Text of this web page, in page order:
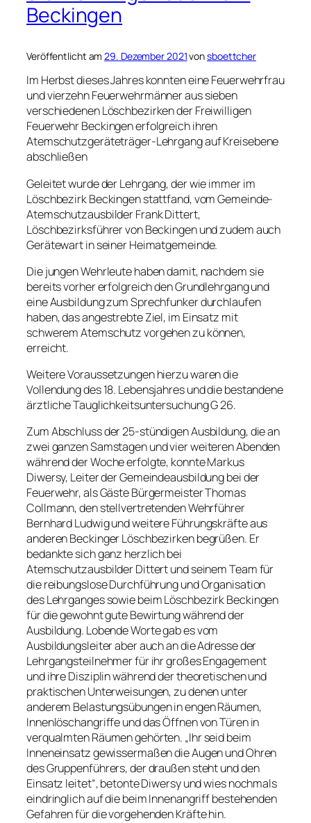
Beckingen
Veröffentlicht am29. Dezember 2021vonsboettcher
Im Herbst dieses Jahres konnten eine Feuerwehrfrau
und vierzehn Feuerwehrmänner aus sieben
verschiedenen Löschbezirken der Freiwilligen
Feuerwehr Beckingen erfolgreich ihren
Atemschutzgeräteträger-Lehrgang auf Kreisebene
abschließen
Geleitet wurde der Lehrgang, der wie immer im
Löschbezirk Beckingen stattfand, vom Gemeinde-
Atemschutzausbilder Frank Dittert,
Löschbezirksführer von Beckingen und zudem auch
Gerätewart in seiner Heimatgemeinde.
Die jungen Wehrleute haben damit, nachdem sie
bereits vorher erfolgreich den Grundlehrgang und
eine Ausbildung zum Sprechfunker durchlaufen
haben, das angestrebte Ziel, im Einsatz mit
schwerem Atemschutz vorgehen zu können,
erreicht.
Weitere Voraussetzungen hierzu waren die
Vollendung des 18. Lebensjahres und die bestandene
ärztliche Tauglichkeitsuntersuchung G 26.
Zum Abschluss der 25-stündigen Ausbildung, die an
zwei ganzen Samstagen und vier weiteren Abenden
während der Woche erfolgte, konnte Markus
Diwersy, Leiter der Gemeindeausbildung bei der
Feuerwehr, als Gäste Bürgermeister Thomas
Collmann, den stellvertretenden Wehrführer
Bernhard Ludwig und weitere Führungskräfte aus
anderen Beckinger Löschbezirken begrüßen. Er
bedankte sich ganz herzlich bei
Atemschutzausbilder Dittert und seinem Team für
die reibungslose Durchführung und Organisation
des Lehrganges sowie beim Löschbezirk Beckingen
für die gewohnt gute Bewirtung während der
Ausbildung. Lobende Worte gab es vom
Ausbildungsleiter aber auch an die Adresse der
Lehrgangsteilnehmer für ihr großes Engagement
und ihre Disziplin während der theoretischen und
praktischen Unterweisungen, zu denen unter
anderem Belastungsübungen in engen Räumen,
Innenlöschangriffe und das Öffnen von Türen in
verqualmten Räumen gehörten. „Ihr seid beim
Inneneinsatz gewissermaßen die Augen und Ohren
des Gruppenführers, der draußen steht und den
Einsatz leitet“, betonte Diwersy und wies nochmals
eindringlich auf die beim Innenangriff bestehenden
Gefahren für die vorgehenden Kräfte hin.